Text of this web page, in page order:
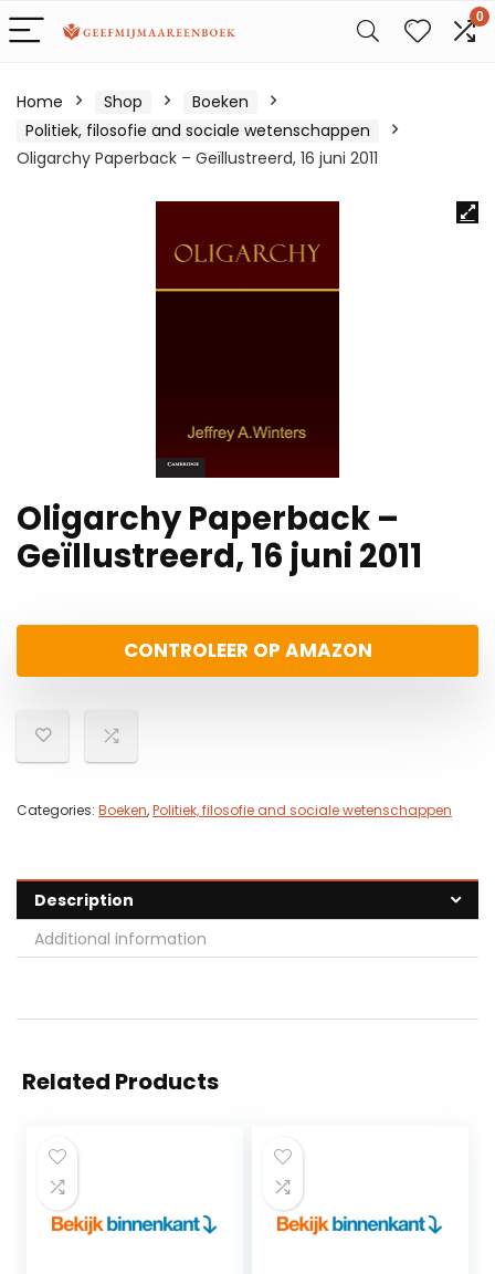
0
Home Shop
Boeken
Politiek, filosofie and sociale wetenschappen
Oligarchy Paperback – Geïllustreerd, 16 juni 2011
Oligarchy Paperback –
Geïllustreerd, 16 juni 2011
CONTROLEER OP AMAZON
Categories: Boeken,Politiek, filosofie and sociale wetenschappen
Description
Additional information
Related Products